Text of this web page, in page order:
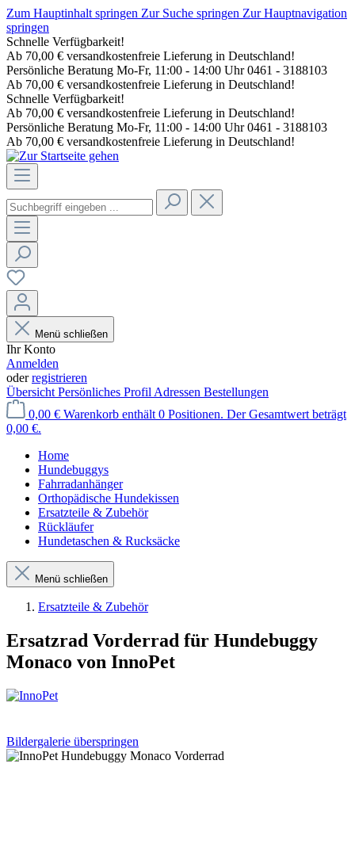
Zum Hauptinhalt springen Zur Suche springen Zur Hauptnavigation
springen
Schnelle Verfügbarkeit!
Ab 70,00 € versandkostenfreie Lieferung in Deutschland!
Persönliche Beratung Mo-Fr, 11:00 - 14:00 Uhr 0461 - 3188103
Ab 70,00 € versandkostenfreie Lieferung in Deutschland!
Schnelle Verfügbarkeit!
Ab 70,00 € versandkostenfreie Lieferung in Deutschland!
Persönliche Beratung Mo-Fr, 11:00 - 14:00 Uhr 0461 - 3188103
Ab 70,00 € versandkostenfreie Lieferung in Deutschland!
Menü schließen
Ihr Konto
Anmelden
oderregistrieren
Übersicht Persönliches Profil Adressen Bestellungen
0,00 € Warenkorb enthält 0 Positionen. Der Gesamtwert beträgt
0,00 €.
Home
Hundebuggys
Fahrradanhänger
Orthopädische Hundekissen
Ersatzteile & Zubehör
Rückläufer
Hundetaschen & Rucksäcke
Menü schließen
Ersatzteile & Zubehör
Ersatzrad Vorderrad für Hundebuggy
Monaco von InnoPet
Bildergalerie überspringen